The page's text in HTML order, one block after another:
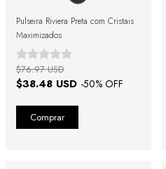
Pulseira Riviera Preta com Cristais
Maximizados
$38.48 USD -50% OFF
$76.97 USD